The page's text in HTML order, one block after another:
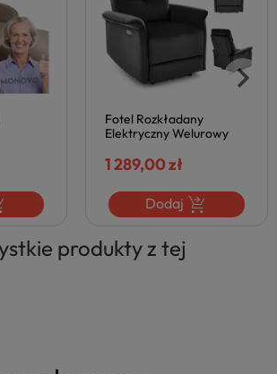
dla
Halmar
Fotel Rozkładany
Elektryczny Welurowy
Czarny Halmar
1 289,00 zł
Dodaj
produkty z tej